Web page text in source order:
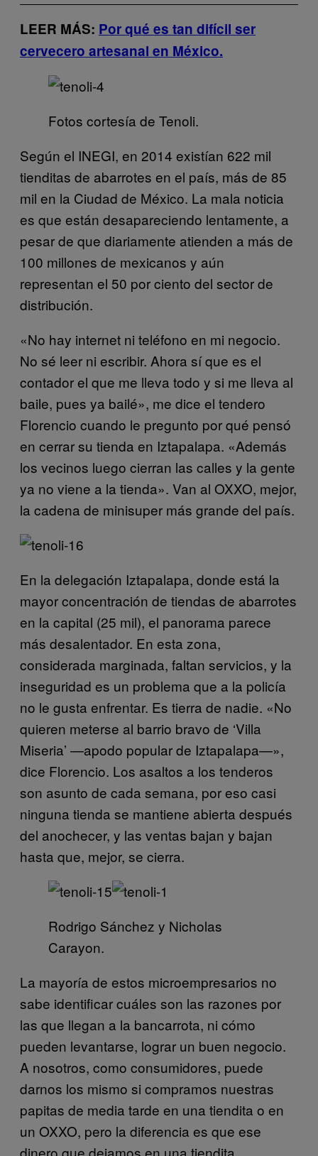
LEER MÁS: Por qué es tan difícil ser
cervecero artesanal en México.
Fotos cortesía de Tenoli.
Según el INEGI, en 2014 existían 622 mil
tienditas de abarrotes en el país, más de 85
mil en la Ciudad de México. La mala noticia
es que están desapareciendo lentamente, a
pesar de que diariamente atienden a más de
100 millones de mexicanos y aún
representan el 50 por ciento del sector de
distribución.
«No hay internet ni teléfono en mi negocio.
No sé leer ni escribir. Ahora sí que es el
contador el que me lleva todo y si me lleva al
baile, pues ya bailé», me dice el tendero
Florencio cuando le pregunto por qué pensó
en cerrar su tienda en Iztapalapa. «Además
los vecinos luego cierran las calles y la gente
ya no viene a la tienda». Van al OXXO, mejor,
la cadena de minisuper más grande del país.
En la delegación Iztapalapa, donde está la
mayor concentración de tiendas de abarrotes
en la capital (25 mil), el panorama parece
más desalentador. En esta zona,
considerada marginada, faltan servicios, y la
inseguridad es un problema que a la policía
no le gusta enfrentar. Es tierra de nadie. «No
quieren meterse al barrio bravo de ‘Villa
Miseria’ —apodo popular de Iztapalapa—»,
dice Florencio. Los asaltos a los tenderos
son asunto de cada semana, por eso casi
ninguna tienda se mantiene abierta después
del anochecer, y las ventas bajan y bajan
hasta que, mejor, se cierra.
Rodrigo Sánchez y Nicholas
Carayon.
La mayoría de estos microempresarios no
sabe identificar cuáles son las razones por
las que llegan a la bancarrota, ni cómo
pueden levantarse, lograr un buen negocio.
A nosotros, como consumidores, puede
darnos los mismo si compramos nuestras
papitas de media tarde en una tiendita o en
un OXXO, pero la diferencia es que ese
dinero que dejamos en una tiendita